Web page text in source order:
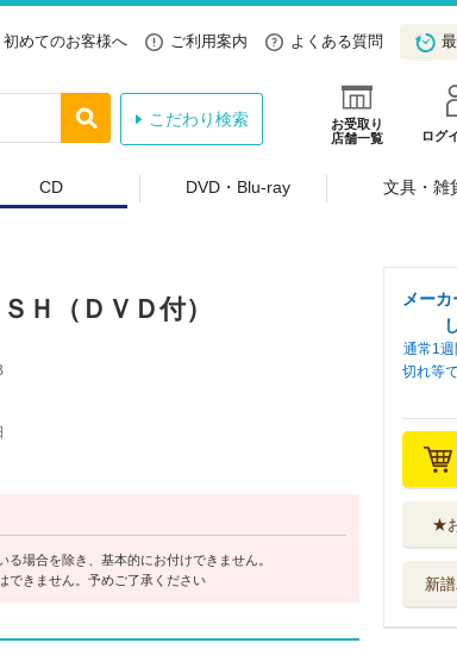
初めてのお客様へ ご利用案内 よくある質問
お受取り
店舗一覧
ログ
こだわり検索
CD DVD・Blu-ray 文具・雑
（ＤＶＤ付）
場合を除き、基本的にお付けできません。
できません。予めご了承ください
メー
通常1
切れ等
★
新